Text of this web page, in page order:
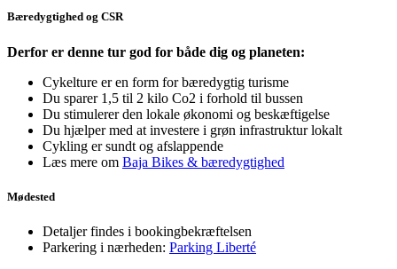
Bæredygtighed og CSR
Derfor er denne tur god for både dig og planeten:
Cykelture er en form for bæredygtig turisme
Du sparer 1,5 til 2 kilo Co2 i forhold til bussen
Du stimulerer den lokale økonomi og beskæftigelse
Du hjælper med at investere i grøn infrastruktur lokalt
Cykling er sundt og afslappende
Læs mere om Baja Bikes & bæredygtighed
Mødested
Detaljer findes i bookingbekræftelsen
Parkering i nærheden: Parking Liberté